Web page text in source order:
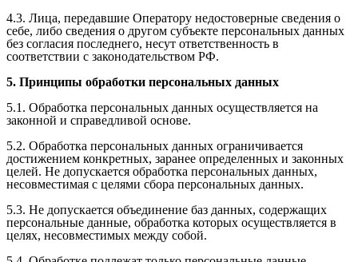
4.3. Лица, передавшие Оператору недостоверные сведения о
себе, либо сведения о другом субъекте персональных данных
без согласия последнего, несут ответственность в
соответствии с законодательством РФ.
5. Принципы обработки персональных данных
5.1. Обработка персональных данных осуществляется на
законной и справедливой основе.
5.2. Обработка персональных данных ограничивается
достижением конкретных, заранее определенных и законных
целей. Не допускается обработка персональных данных,
несовместимая с целями сбора персональных данных.
5.3. Не допускается объединение баз данных, содержащих
персональные данные, обработка которых осуществляется в
целях, несовместимых между собой.